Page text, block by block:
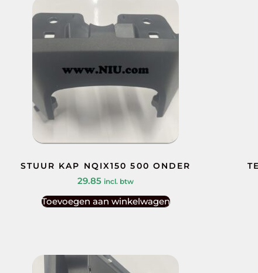
STUUR KAP NQIX150 500 ONDER
29.85 incl. btw
Toevoegen aan winkelwagen